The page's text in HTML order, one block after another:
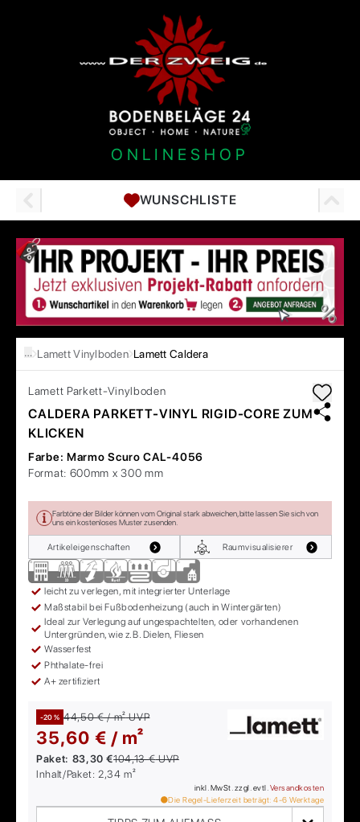
ONLINESHOP
WUNSCHLISTE
… Lamett Vinylboden Lamett Caldera
Lamett Parkett-Vinylboden
CALDERA PARKETT-VINYL RIGID-CORE ZUM
KLICKEN
Farbe: Marmo Scuro CAL-4056
Format: 600mm x 300 mm
Farbtöne der Bilder können vom Original stark abweichen, bitte lassen Sie sich von
uns ein kostenloses Muster zusenden.
Artikeleigenschaften Raumvisualisierer
leicht zu verlegen, mit integrierter Unterlage
Maßstabil bei Fußbodenheizung (auch in Wintergärten)
Ideal zur Verlegung auf ungespachtelten, oder vorhandenen
Untergründen, wie z.B. Dielen, Fliesen
Wasserfest
Phthalate-frei
A+ zertifiziert
-20 % 44,50 € / m²UVP
35,60 € / m²
Paket: 83,30 €104,13 €UVP
Inhalt/Paket:2,34 m²
inkl. MwSt. zzgl. evtl. Versandkosten
Die Regel-Lieferzeit beträgt: 4-6 Werktage